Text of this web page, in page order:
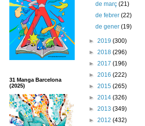
31 Manga Barcelona
(2025)
de març(21)
de febrer(22)
de gener(19)
► 2019 (300)
► 2018 (296)
► 2017 (196)
► 2016 (222)
► 2015 (265)
► 2014 (326)
► 2013 (349)
► 2012 (432)